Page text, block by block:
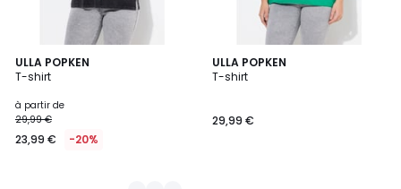
ULLA POPKEN
T-shirt
à partir de
29,99 €
23,99 € -20%
2
Couleurs
ULLA POPKEN
T-shirt
29,99 €